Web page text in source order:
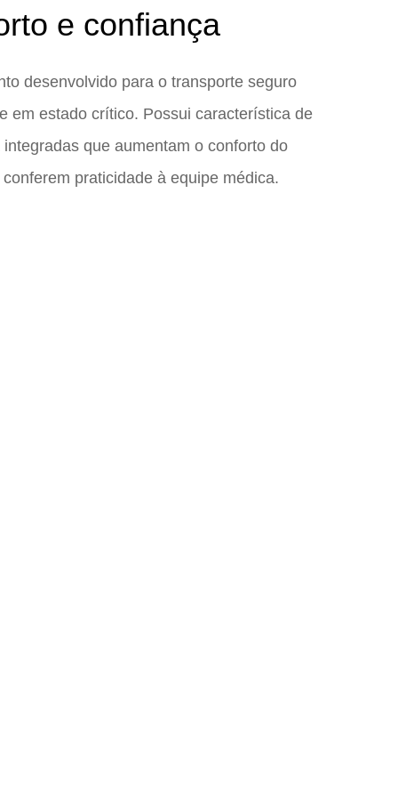
e confiança
desenvolvido para o transporte seguro
em estado crítico. Possui característica de
que aumentam o conforto do
praticidade à equipe médica.